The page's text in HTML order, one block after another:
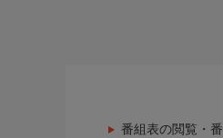
番組表の閲覧・